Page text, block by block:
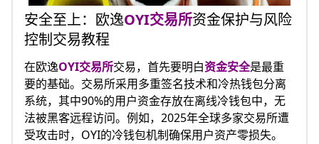
安全至上：欧逸OYI交易所资金保护与风险
控制交易教程
在欧逸OYI交易所交易，首先要明白资金安全是最重
要的基础。交易所采用多重签名技术和冷热钱包分离
系统，其中90%的用户资金存放在离线冷钱包中，无
法被黑客远程访问。例如，2025年全球多家交易所遭
受攻击时，OYI的冷钱包机制确保用户资产零损失。​